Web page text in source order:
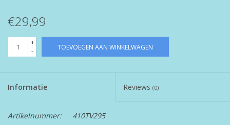
€29,99
+
-
TOEVOEGEN AAN WINKELWAGEN
Informatie Reviews (0)
Artikelnummer:
410TV295